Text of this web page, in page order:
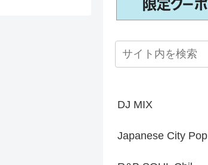
DJ MIX
Japanese City Pop